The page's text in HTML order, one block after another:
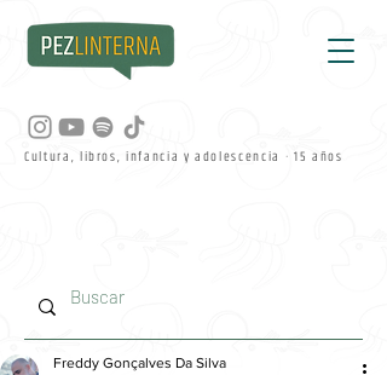
Cultura, libros, infancia y adolescencia · 15 años
Freddy Gonçalves Da Silva